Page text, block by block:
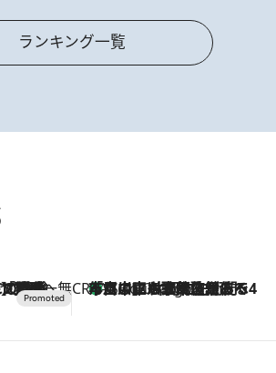
ランキング一覧
見が待つ場所へ
「星野温泉 トンボの湯」で体験 CREA'S CHOICE
6 Hours Ago
「立川にも歌舞伎があるんだよ」 片岡仁左衛門・市川中車ら豪華座組みで4年目の立川立飛歌舞伎へ